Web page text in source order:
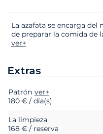
La azafata se encarga
de preparar la comida de
ver+
Extras
Extras Estado
Patrón ver+
180 € / día(s)
La limpieza
168 € / reserva